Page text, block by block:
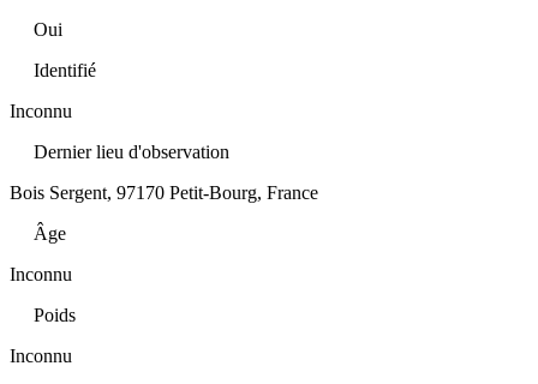
Oui
Identifié
Inconnu
Dernier lieu d'observation
Bois Sergent, 97170 Petit-Bourg, France
Âge
Inconnu
Poids
Inconnu